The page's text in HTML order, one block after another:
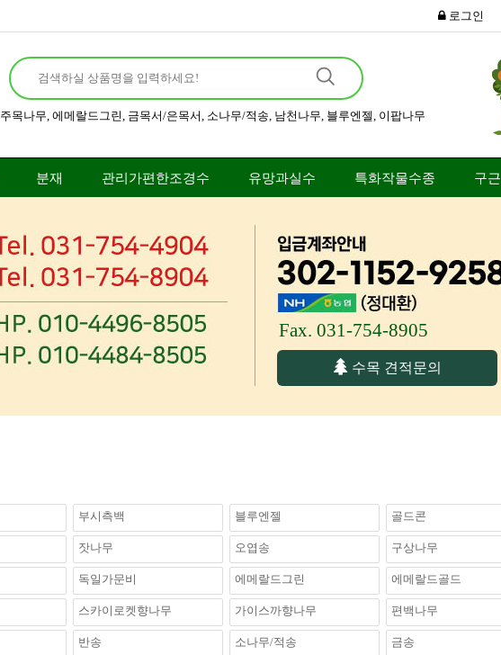
로그인
주목나무, 에메랄드그린, 금목서/은목서, 소나무/적송, 남천나무, 블루엔젤, 이팝나무
분재 관리가편한조경수 유망과실수 특화작물수종 구근
Fax. 031-754-8905
수목 견적문의
부시측백 블루엔젤 골드콘
잣나무 오엽송 구상나무
독일가문비 에메랄드그린 에메랄드골드
스카이로켓향나무 가이스까향나무 편백나무
반송 소나무/적송 금송